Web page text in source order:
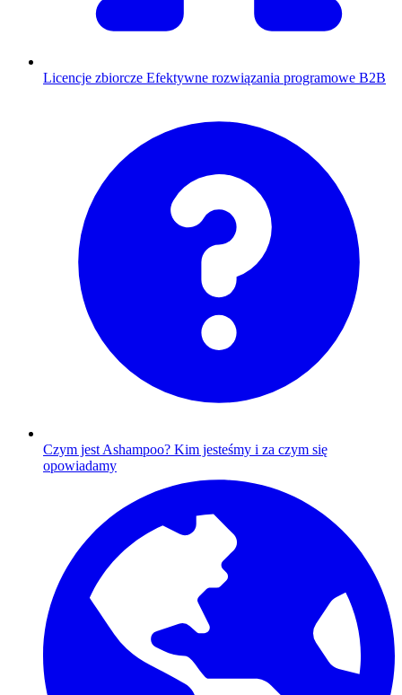
Licencje zbiorcze Efektywne rozwiązania programowe B2B
Czym jest Ashampoo? Kim jesteśmy i za czym się
opowiadamy